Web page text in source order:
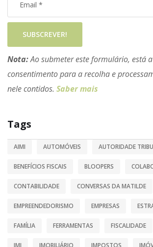
SUBSCREVER!
Nota:Ao submeter este formulário, está
consentimento para a recolha e
nele contidos. Saber mais
Tags
AIMI AUTOMÓVEIS AUTORIDADE
BENEFÍCIOS FISCAIS BLOOPERS
CONTABILIDADE CONVERSAS DA MATILDE
EMPREENDEDORISMO EMPRESAS
FAMÍLIA FERRAMENTAS FISCALIDADE
IMI IMOBILIÁRIO IMPOSTOS